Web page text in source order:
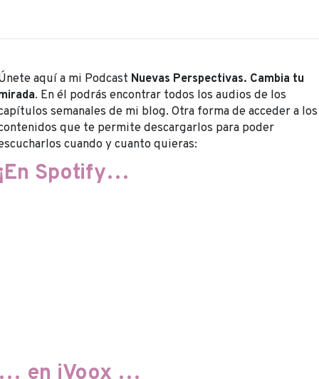
aquí a mi Podcast Nuevas Perspectivas. Cambia tu
. En él podrás encontrar todos los audios de los
semanales de mi blog. Otra forma de acceder a los
que te permite descargarlos para poder
cuando y cuanto quieras:
Spotify…
en iVoox …